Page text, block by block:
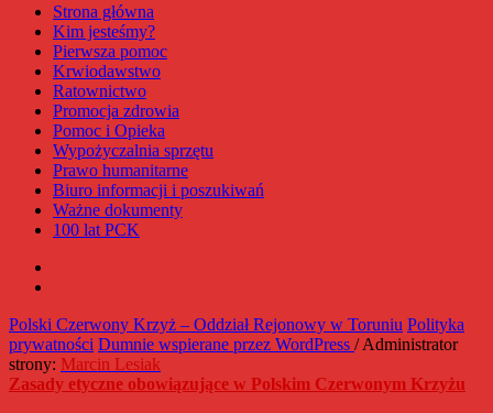
Strona główna
Kim jesteśmy?
Pierwsza pomoc
Krwiodawstwo
Ratownictwo
Promocja zdrowia
Pomoc i Opieka
Wypożyczalnia sprzętu
Prawo humanitarne
Biuro informacji i poszukiwań
Ważne dokumenty
100 lat PCK
Polski Czerwony Krzyż – Oddział Rejonowy w Toruniu Polityka
prywatności Dumnie wspierane przez WordPress / Administrator
strony: Marcin Lesiak
Zasady etyczne obowiązujące w Polskim Czerwonym Krzyżu